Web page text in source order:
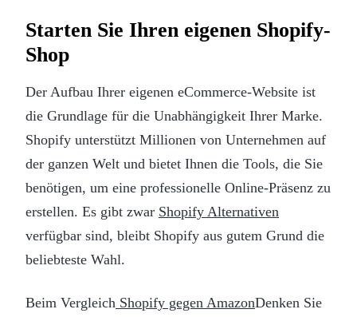
Starten Sie Ihren eigenen Shopify-
Shop
Der Aufbau Ihrer eigenen eCommerce-Website ist
die Grundlage für die Unabhängigkeit Ihrer Marke.
Shopify unterstützt Millionen von Unternehmen auf
der ganzen Welt und bietet Ihnen die Tools, die Sie
benötigen, um eine professionelle Online-Präsenz zu
erstellen. Es gibt zwar Shopify Alternativen
verfügbar sind, bleibt Shopify aus gutem Grund die
beliebteste Wahl.
Beim Vergleich Shopify gegen AmazonDenken Sie